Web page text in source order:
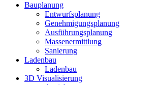
Bauplanung
Entwurfsplanung
Genehmigungsplanung
Ausführungsplanung
Massenermittlung
Sanierung
Ladenbau
Ladenbau
3D Visualisierung